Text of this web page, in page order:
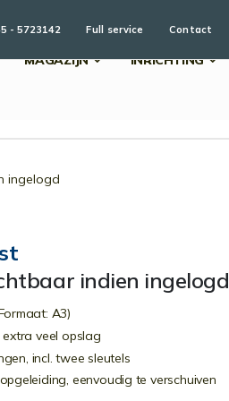
- 5723142 Full service Contact
MAGAZIJN INRICHTING
indien ingelogd
A3)
veel opslag
incl. twee sleutels
eenvoudig te verschuiven
ingelogd